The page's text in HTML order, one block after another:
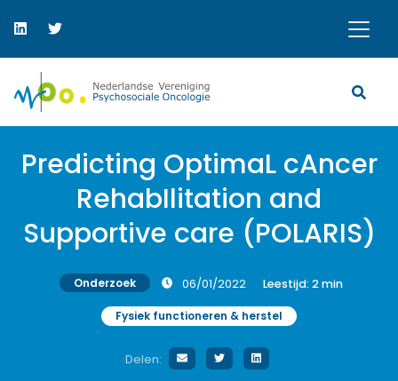
Predicting OptimaL cAncer
RehabIlitation and
Supportive care (POLARIS)
Onderzoek 06/01/2022 Leestijd: 2min
Fysiek functioneren & herstel
Delen: